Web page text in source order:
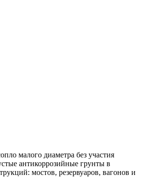
малого диаметра без участия
антикоррозийные грунты в
мостов, резервуаров, вагонов и